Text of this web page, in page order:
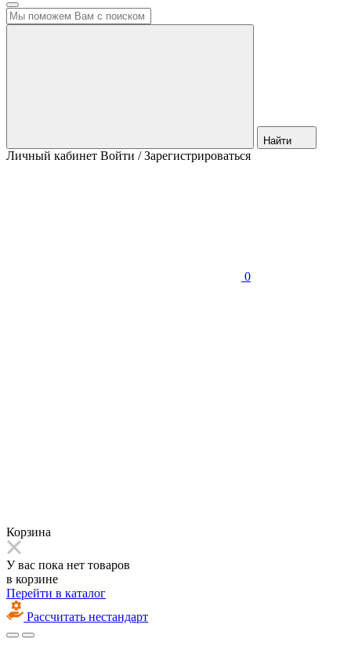
Найти
Личный кабинет Войти / Зарегистрироваться
0
Корзина
У вас пока нет товаров
в корзине
Перейти в каталог
Рассчитать нестандарт